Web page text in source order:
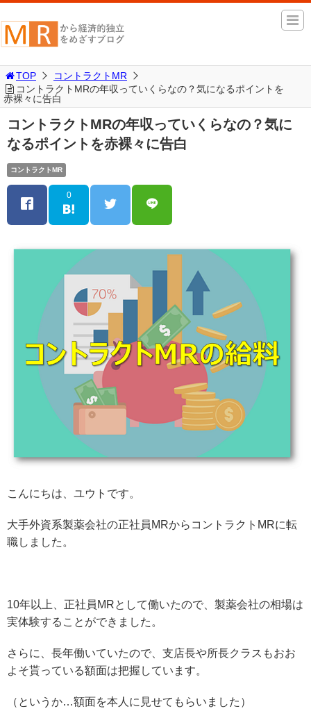
TOP
コントラクトMR
コントラクトMRの年収っていくらなの？気になるポイントを
赤裸々に告白
コントラクトMRの年収っていくらなの？気に
なるポイントを赤裸々に告白
コントラクトMR
0
こんにちは、ユウトです。
大手外資系製薬会社の正社員MRからコントラクトMRに転
職しました。
10年以上、正社員MRとして働いたので、製薬会社の相場は
実体験することができました。
さらに、長年働いていたので、支店長や所長クラスもおお
よそ貰っている額面は把握しています。
（というか…額面を本人に見せてもらいました）